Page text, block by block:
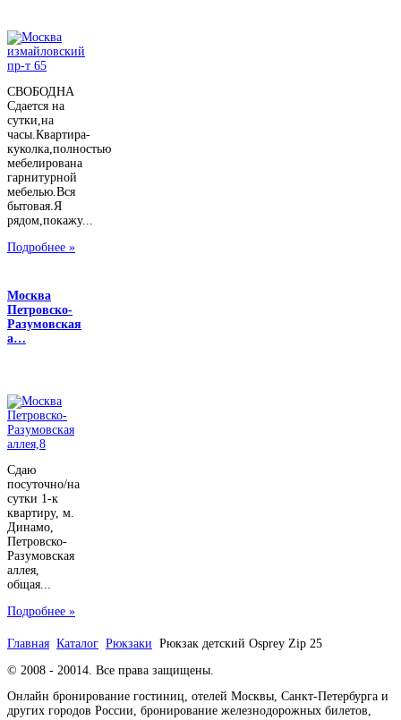
СВОБОДНА
Сдается на
сутки,на
часы.Квартира-
куколка,полностью
мебелирована
гарнитурной
мебелью.Вся
бытовая.Я
рядом,покажу...
Подробнее »
Москва
Петровско-
Разумовская
а…
Сдаю
посуточно/на
сутки 1-к
квартиру, м.
Динамо,
Петровско-
Разумовская
аллея,
общая...
Подробнее »
Главная Каталог Рюкзаки Рюкзак детский Osprey Zip 25
© 2008 - 20014. Все права защищены.
Онлайн бронирование гостиниц, отелей Москвы, Санкт-Петербурга и
других городов России, бронирование железнодорожных билетов,